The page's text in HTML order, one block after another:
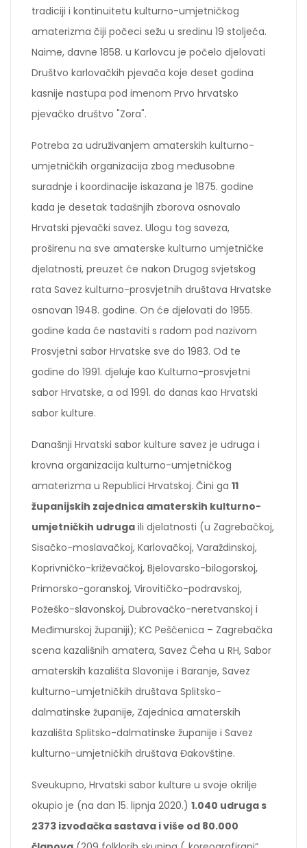
tradiciji i kontinuitetu kulturno-umjetničkog
amaterizma čiji počeci sežu u sredinu 19 stoljeća.
Naime, davne 1858. u Karlovcu je počelo djelovati
Društvo karlovačkih pjevača koje deset godina
kasnije nastupa pod imenom Prvo hrvatsko
pjevačko društvo "Zora".
Potreba za udruživanjem amaterskih kulturno-
umjetničkih organizacija zbog međusobne
suradnje i koordinacije iskazana je 1875. godine
kada je desetak tadašnjih zborova osnovalo
Hrvatski pjevački savez. Ulogu tog saveza,
proširenu na sve amaterske kulturno umjetničke
djelatnosti, preuzet će nakon Drugog svjetskog
rata Savez kulturno-prosvjetnih društava Hrvatske
osnovan 1948. godine. On će djelovati do 1955.
godine kada će nastaviti s radom pod nazivom
Prosvjetni sabor Hrvatske sve do 1983. Od te
godine do 1991. djeluje kao Kulturno-prosvjetni
sabor Hrvatske, a od 1991. do danas kao Hrvatski
sabor kulture.
Današnji Hrvatski sabor kulture savez je udruga i
krovna organizacija kulturno-umjetničkog
amaterizma u Republici Hrvatskoj. Čini ga 11
županijskih zajednica amaterskih kulturno-
umjetničkih udruga ili djelatnosti (u Zagrebačkoj,
Sisačko-moslavačkoj, Karlovačkoj, Varaždinskoj,
Koprivničko-križevačkoj, Bjelovarsko-bilogorskoj,
Primorsko-goranskoj, Virovitičko-podravskoj,
Požeško-slavonskoj, Dubrovačko-neretvanskoj i
Međimurskoj županiji); KC Peščenica – Zagrebačka
scena kazališnih amatera, Savez Čeha u RH, Sabor
amaterskih kazališta Slavonije i Baranje, Savez
kulturno-umjetničkih društava Splitsko-
dalmatinske županije, Zajednica amaterskih
kazališta Splitsko-dalmatinske županije i Savez
kulturno-umjetničkih društava Đakovštine.
Sveukupno, Hrvatski sabor kulture u svoje okrilje
okupio je (na dan 15. lipnja 2020.) 1.040 udruga s
2373 izvođačka sastava i više od 80.000